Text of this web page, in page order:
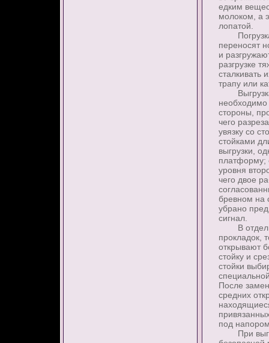
едким
молоком, а
лопатой.
Погрузка
переносят
и
разгрузке
сталкивать
трапу или
Выгрузка
необходимо
стороны,
чего
увязку со
стойками
выгрузки,
платформу;
уровня
чего двое
бревном на
убрано
сигнал.
В
прокладок,
открывают
стойку и
стойки
После
средних
под
При